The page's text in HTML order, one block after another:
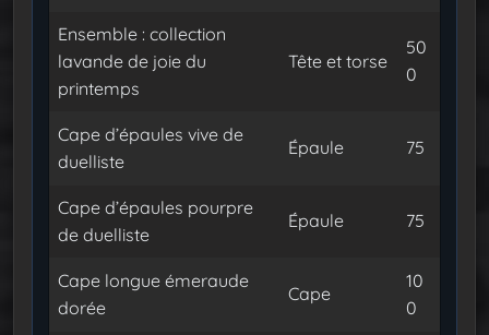
Ensemble : collection
lavande de joie du
printemps
Tête et torse
50
0
Cape d’épaules vive de
duelliste
Épaule 75
Cape d’épaules pourpre
de duelliste
Épaule 75
Cape longue émeraude
dorée
Cape
10
0